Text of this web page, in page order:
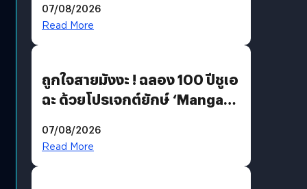
07/08/2026
Read More
ถูกใจสายมังงะ ! ฉลอง 100 ปีชูเอ
ฉะ ด้วยโปรเจกต์ยักษ์ ‘Manga
มีภาษาไทยด้วย
07/08/2026
Read More